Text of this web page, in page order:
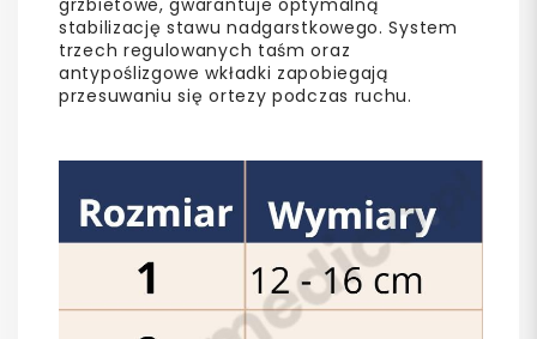
stabilizację stawu nadgarstkowego. System
trzech regulowanych taśm oraz
antypoślizgowe wkładki zapobiegają
przesuwaniu się ortezy podczas ruchu.